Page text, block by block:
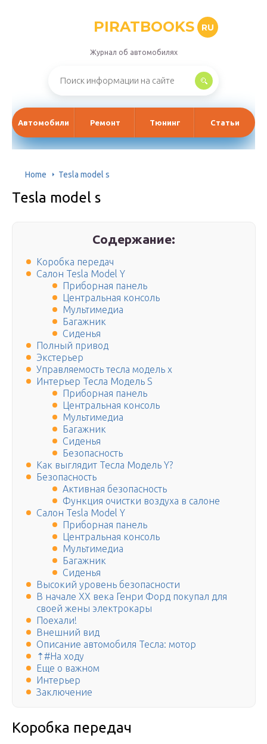
PIRATBOOKS RU
Журнал об автомобилях
Автомобили Ремонт Тюнинг Статьи
Home Tesla model s
Tesla model s
Содержание:
Коробка передач
Салон Tesla Model Y
Приборная панель
Центральная консоль
Мультимедиа
Багажник
Сиденья
Полный привод
Экстерьер
Управляемость тесла модель х
Интерьер Тесла Модель S
Приборная панель
Центральная консоль
Мультимедиа
Багажник
Сиденья
Безопасность
Как выглядит Тесла Модель Y?
Безопасность
Активная безопасность
Функция очистки воздуха в салоне
Салон Tesla Model Y
Приборная панель
Центральная консоль
Мультимедиа
Багажник
Сиденья
Высокий уровень безопасности
В начале XX века Генри Форд покупал для
своей жены электрокары
Поехали!
Внешний вид
Описание автомобиля Тесла: мотор
⇡#На ходу
Еще о важном
Интерьер
Заключение
Коробка передач